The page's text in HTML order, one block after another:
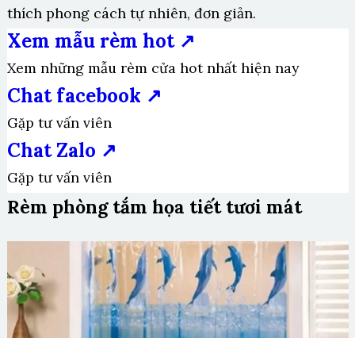
thích phong cách tự nhiên, đơn giản.
Xem mẫu rèm hot ↗
Xem những mẫu rèm cửa hot nhất hiện nay
Chat facebook ↗
Gặp tư vấn viên
Chat Zalo ↗
Gặp tư vấn viên
Rèm phòng tắm họa tiết tươi mát